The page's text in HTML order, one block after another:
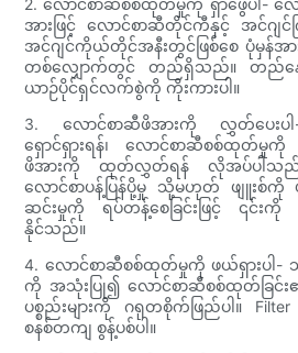
2. လောင်စာဆီစစ်ထုတ်မှုကို ရှာဖွေပါ-
အားဖြင့် လောင်စာဆီတိုင်ကီနှင့် အင်ဂျ
အင်ဂျင်ကိုယ်တိုင်အနီးတွင်ဖြစ်စေ ပုံမှန်အား
တစ်လျှောက်တွင် တည်ရှိသည်။ တည်နေ
ယာဉ်ပိုင်ရှင်လက်စွဲကို ကိုးကားပါ။
3. လောင်စာဆီဖိအားကို လွှတ်ပေးပ
ရှောင်ရှားရန်၊ လောင်စာဆီစစ်ထုတ်မှု
ဖိအားကို ထုတ်လွှတ်ရန် လိုအပ်ပါသည်။
လောင်စာပန့်ပြန်ပို့မှု သို့မဟုတ် ဖျူးစ်ကို ဖ
ဆင်းမှုကို ရပ်တန့်စေခြင်းဖြင့် ၎င်းကို
နိုင်သည်။
4. လောင်စာဆီစစ်ထုတ်မှုကို ဖယ်ရှားပါ-
ကို အသုံးပြု၍ လောင်စာဆီစစ်ထုတ်ခြင်
ပစ္စည်းများကို ဂရုတစိုက်ဖြည်ပါ။
စနစ်တကျ စွန့်ပစ်ပါ။